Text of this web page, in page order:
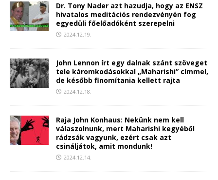
Dr. Tony Nader azt hazudja, hogy az ENSZ
hivatalos meditációs rendezvényén fog
egyedüli főelőadóként szerepelni
2024.12.19.
John Lennon írt egy dalnak szánt szöveget
tele káromkodásokkal „Maharishi” címmel,
de később finomítania kellett rajta
2024.12.18.
Raja John Konhaus: Nekünk nem kell
válaszolnunk, mert Maharishi kegyéből
rádzsák vagyunk, ezért csak azt
csináljátok, amit mondunk!
2024.12.14.